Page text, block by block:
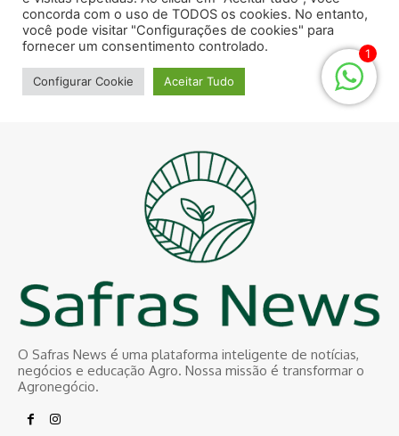
O Safras News é uma plataforma inteligente de notícias,
negócios e educação Agro. Nossa missão é transformar o
Agronegócio.